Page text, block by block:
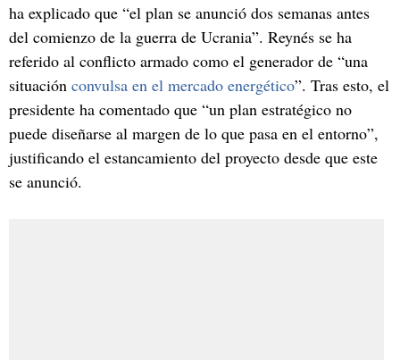
ha explicado que “el plan se anunció dos semanas antes
del comienzo de la guerra de Ucrania”. Reynés se ha
referido al conflicto armado como el generador de “una
situación convulsa en el mercado energético”. Tras esto, el
presidente ha comentado que “un plan estratégico no
puede diseñarse al margen de lo que pasa en el entorno”,
justificando el estancamiento del proyecto desde que este
se anunció.